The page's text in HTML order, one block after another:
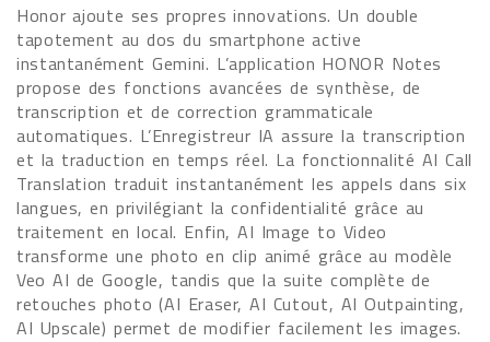
Honor ajoute ses propres innovations. Un double
tapotement au dos du smartphone active
instantanément Gemini. L’application HONOR Notes
propose des fonctions avancées de synthèse, de
transcription et de correction grammaticale
automatiques. L’Enregistreur IA assure la transcription
et la traduction en temps réel. La fonctionnalité AI Call
Translation traduit instantanément les appels dans six
langues, en privilégiant la confidentialité grâce au
traitement en local. Enfin, AI Image to Video
transforme une photo en clip animé grâce au modèle
Veo AI de Google, tandis que la suite complète de
retouches photo (AI Eraser, AI Cutout, AI Outpainting,
AI Upscale) permet de modifier facilement les images.